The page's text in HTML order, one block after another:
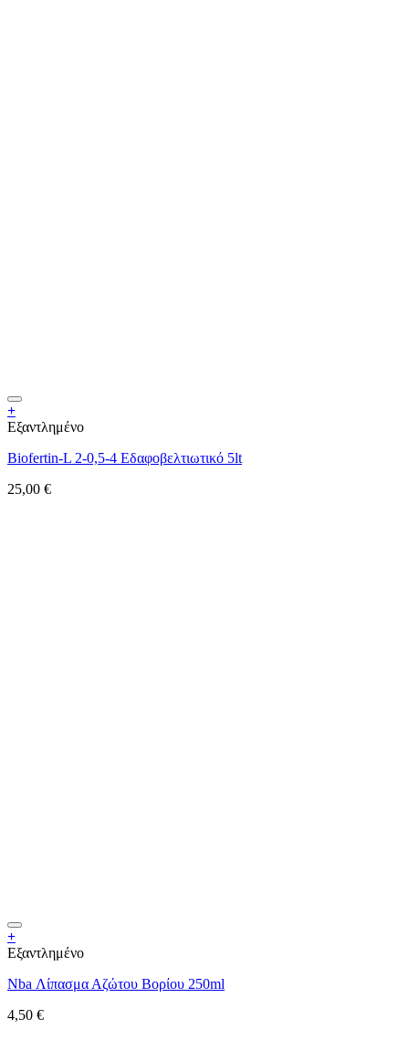
+
Εξαντλημένο
Biofertin-L 2-0,5-4 Εδαφοβελτιωτικό 5lt
25,00 €
+
Εξαντλημένο
Nba Λίπασμα Αζώτου Βορίου 250ml
4,50 €